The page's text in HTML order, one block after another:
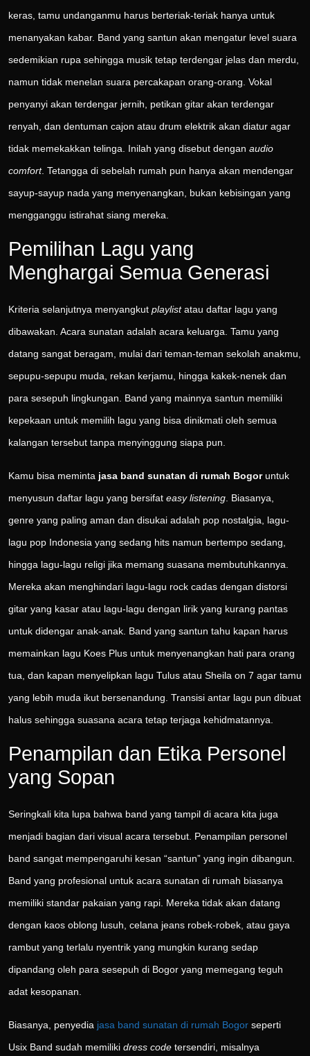
keras, tamu undanganmu harus berteriak-teriak hanya untuk
menanyakan kabar. Band yang santun akan mengatur level suara
sedemikian rupa sehingga musik tetap terdengar jelas dan merdu,
namun tidak menelan suara percakapan orang-orang. Vokal
penyanyi akan terdengar jernih, petikan gitar akan terdengar
renyah, dan dentuman cajon atau drum elektrik akan diatur agar
tidak memekakkan telinga. Inilah yang disebut dengan audio
comfort. Tetangga di sebelah rumah pun hanya akan mendengar
sayup-sayup nada yang menyenangkan, bukan kebisingan yang
mengganggu istirahat siang mereka.
Pemilihan Lagu yang
Menghargai Semua Generasi
Kriteria selanjutnya menyangkut playlistatau daftar lagu yang
dibawakan. Acara sunatan adalah acara keluarga. Tamu yang
datang sangat beragam, mulai dari teman-teman sekolah anakmu,
sepupu-sepupu muda, rekan kerjamu, hingga kakek-nenek dan
para sesepuh lingkungan. Band yang mainnya santun memiliki
kepekaan untuk memilih lagu yang bisa dinikmati oleh semua
kalangan tersebut tanpa menyinggung siapa pun.
Kamu bisa meminta jasa band sunatan di rumah Bogoruntuk
menyusun daftar lagu yang bersifat easy listening . Biasanya,
genre yang paling aman dan disukai adalah pop nostalgia, lagu-
lagu pop Indonesia yang sedang hits namun bertempo sedang,
hingga lagu-lagu religi jika memang suasana membutuhkannya.
Mereka akan menghindari lagu-lagu rock cadas dengan distorsi
gitar yang kasar atau lagu-lagu dengan lirik yang kurang pantas
untuk didengar anak-anak. Band yang santun tahu kapan harus
memainkan lagu Koes Plus untuk menyenangkan hati para orang
tua, dan kapan menyelipkan lagu Tulus atau Sheila on 7 agar tamu
yang lebih muda ikut bersenandung. Transisi antar lagu pun dibuat
halus sehingga suasana acara tetap terjaga kehidmatannya.
Penampilan dan Etika Personel
yang Sopan
Seringkali kita lupa bahwa band yang tampil di acara kita juga
menjadi bagian dari visual acara tersebut. Penampilan personel
band sangat mempengaruhi kesan “santun” yang ingin dibangun.
Band yang profesional untuk acara sunatan di rumah biasanya
memiliki standar pakaian yang rapi. Mereka tidak akan datang
dengan kaos oblong lusuh, celana jeans robek-robek, atau gaya
rambut yang terlalu nyentrik yang mungkin kurang sedap
dipandang oleh para sesepuh di Bogor yang memegang teguh
adat kesopanan.
Biasanya, penyedia jasa band sunatan di rumah Bogor seperti
Usix Band sudah memiliki dress code tersendiri, misalnya